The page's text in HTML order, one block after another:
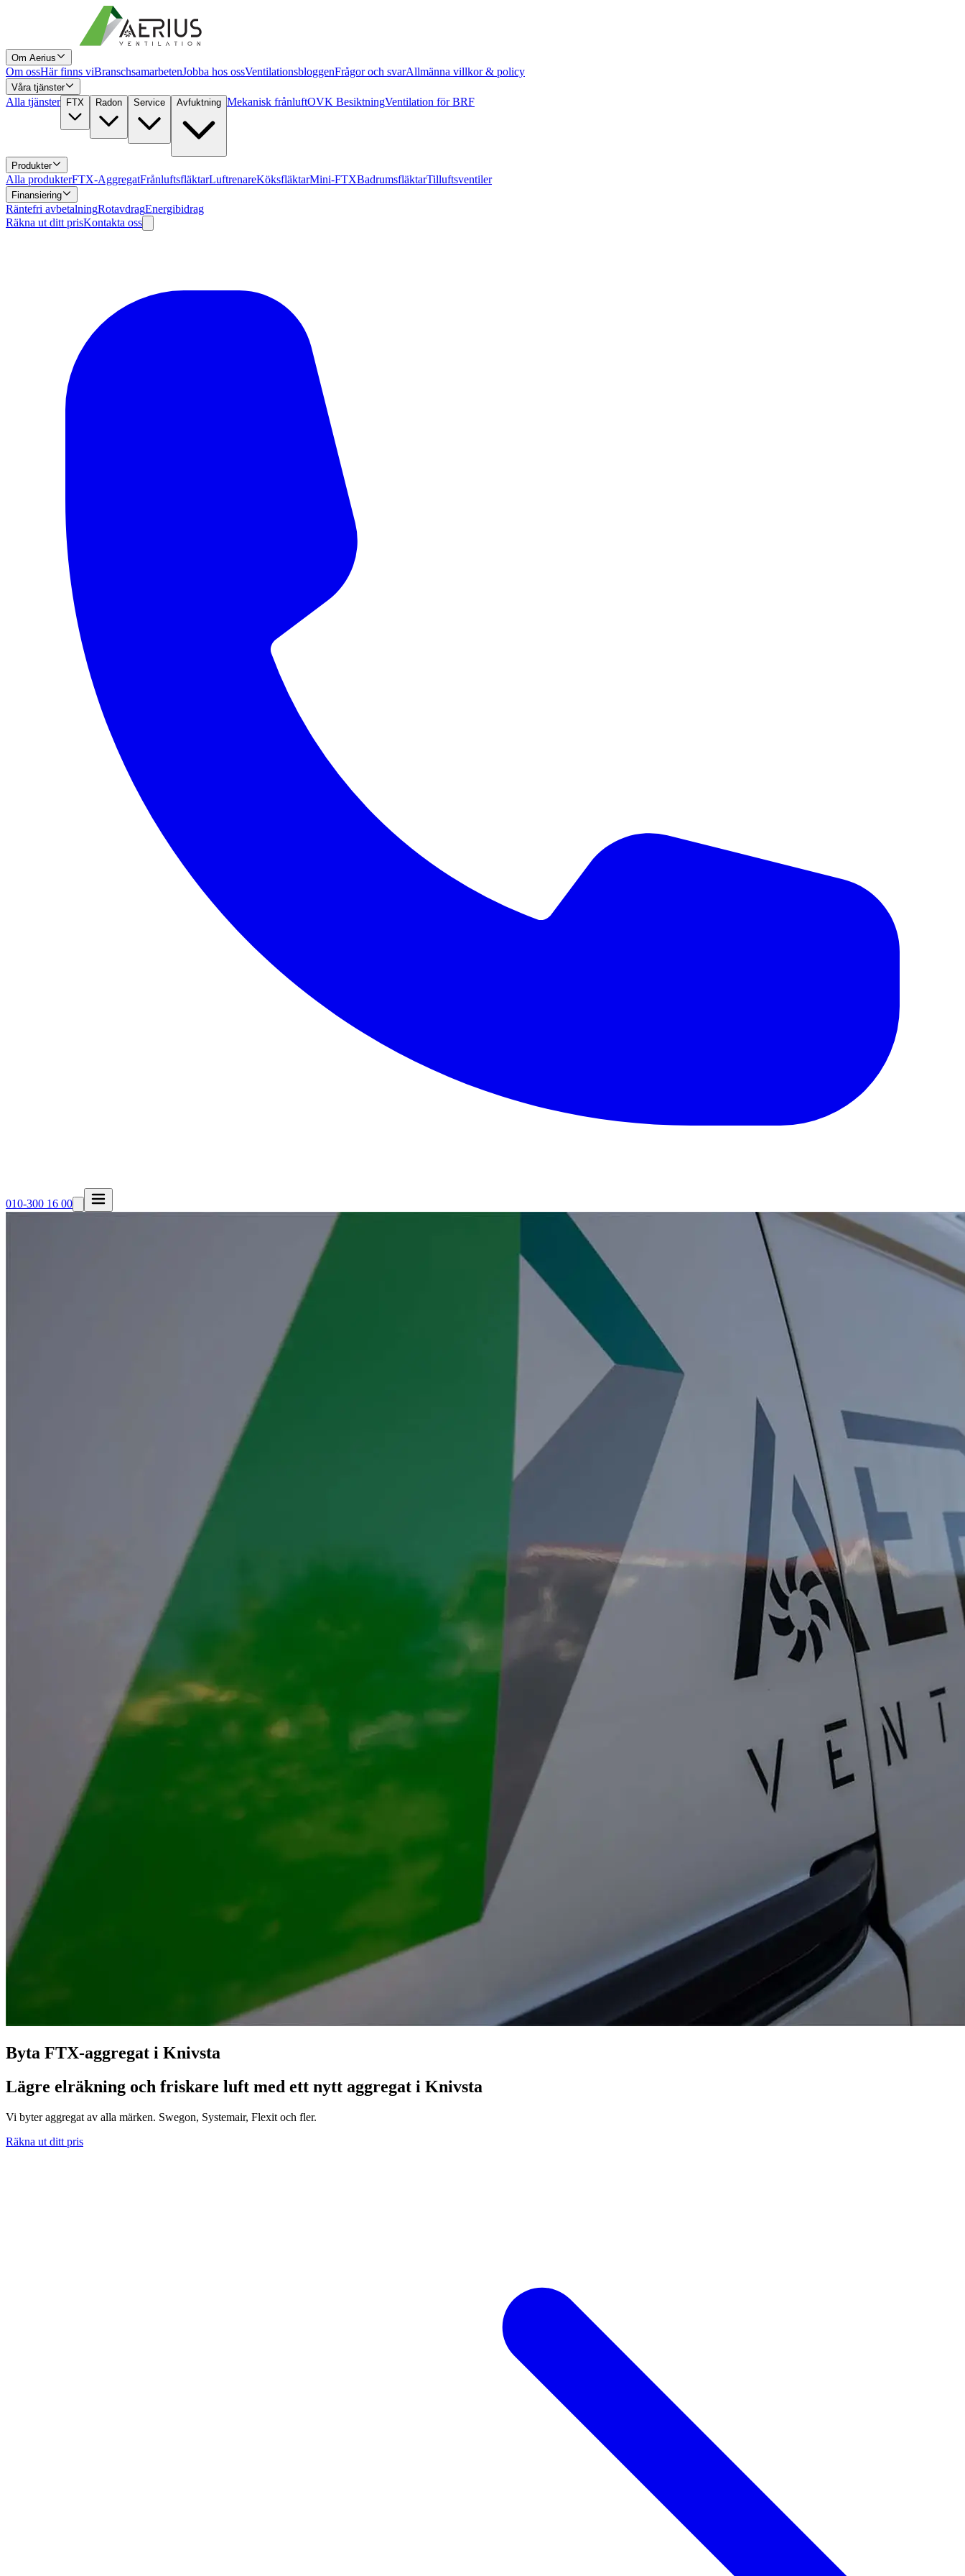
Om Aerius
Om ossHär finns viBranschsamarbetenJobba hos ossVentilationsbloggenFrågor och svarAllmänna villkor & policy
Våra tjänster
Alla tjänster FTX Radon Service Avfuktning Mekanisk frånluftOVK BesiktningVentilation för BRF
Produkter
Alla produkterFTX-AggregatFrånluftsfläktarLuftrenareKöksfläktarMini-FTXBadrumsfläktarTilluftsventiler
Finansiering
Räntefri avbetalningRotavdragEnergibidrag
Räkna ut ditt prisKontakta oss
010-300 16 00
Byta FTX-aggregat i Knivsta
Lägre elräkning och friskare luft med ett nytt aggregat i Knivsta
Vi byter aggregat av alla märken. Swegon, Systemair, Flexit och fler.
Räkna ut ditt pris